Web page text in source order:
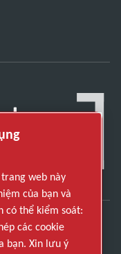
cung cấp công
web này
của bạn và
có thể kiểm soát:
các cookie
bạn. Xin lưu ý